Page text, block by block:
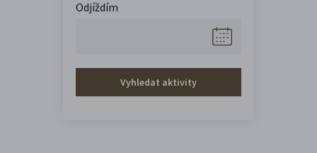
Odjíždím
Vyhledat aktivity